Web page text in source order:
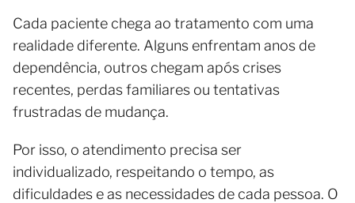
Cada paciente chega ao tratamento com uma
realidade diferente. Alguns enfrentam anos de
dependência, outros chegam após crises
recentes, perdas familiares ou tentativas
frustradas de mudança.
Por isso, o atendimento precisa ser
individualizado, respeitando o tempo, as
dificuldades e as necessidades de cada pessoa. O